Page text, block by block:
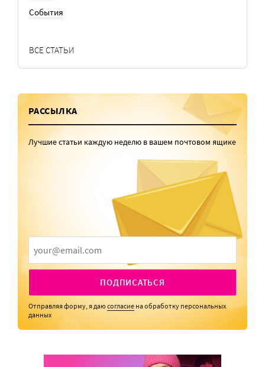
События
ВСЕ СТАТЬИ
РАССЫЛКА
Лучшие статьи каждую неделю в вашем почтовом ящике
ПОДПИСАТЬСЯ
Отправляя форму, я даюсогласие на обработку персональных
данных